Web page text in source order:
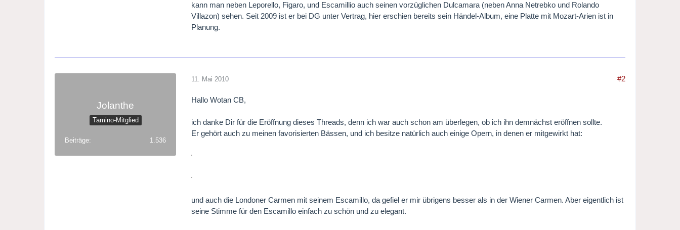
kann man neben Leporello, Figaro, und Escamillio auch seinen vorzüglichen Dulcamara (neben Anna Netrebko und Rolando
Villazon) sehen. Seit 2009 ist er bei DG unter Vertrag, hier erschien bereits sein Händel-Album, eine Platte mit Mozart-Arien ist in
Planung.
Jolanthe
Tamino-Mitglied
Beiträge 1.536
11. Mai 2010 #2
Hallo Wotan CB,
ich danke Dir für die Eröffnung dieses Threads, denn ich war auch schon am überlegen, ob ich ihn demnächst eröffnen sollte.
Er gehört auch zu meinen favorisierten Bässen, und ich besitze natürlich auch einige Opern, in denen er mitgewirkt hat:
und auch die Londoner Carmen mit seinem Escamillo, da gefiel er mir übrigens besser als in der Wiener Carmen. Aber eigentlich ist
seine Stimme für den Escamillo einfach zu schön und zu elegant.